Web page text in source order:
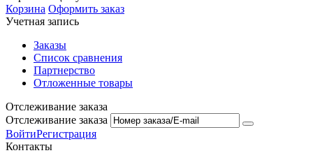
Корзина Оформить заказ
Учетная запись
Заказы
Список сравнения
Партнерство
Отложенные товары
Отслеживание заказа
Отслеживание заказа
ВойтиРегистрация
Контакты